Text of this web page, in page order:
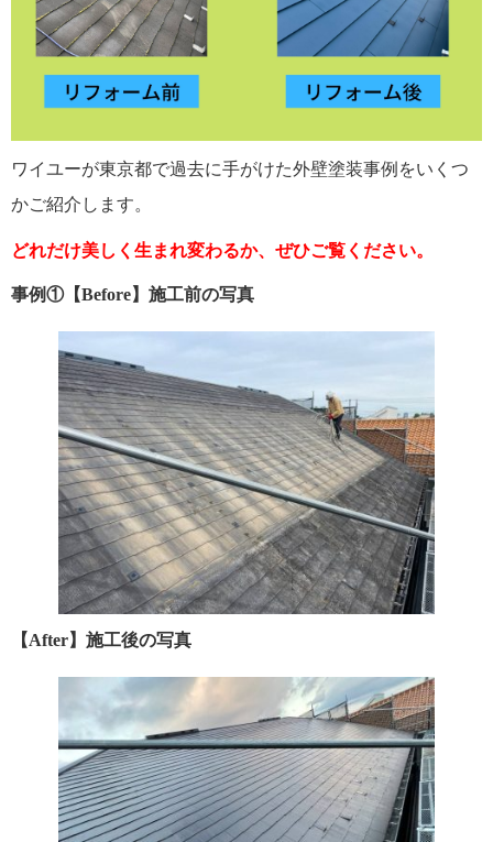
ワイユーが東京都で過去に手がけた外壁塗装事例をいくつ
かご紹介します。
どれだけ美しく生まれ変わるか、ぜひご覧ください。
事例①【Before】施工前の写真
【After】施工後の写真